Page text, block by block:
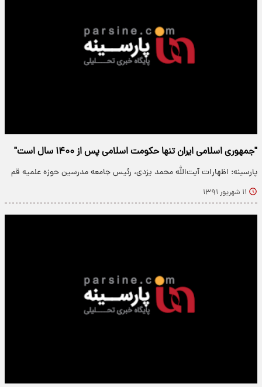
"جمهوری اسلامی ایران تنها حکومت اسلامی پس از ۱۴۰۰ سال است"
پارسینه: اظهارات آیت‌الله محمد یزدی، رئیس جامعه مدرسین حوزه علمیه قم
۱۱ شهریور ۱۳۹۱